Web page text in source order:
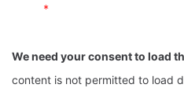
*
We need your consent to load
content is not permitted to load